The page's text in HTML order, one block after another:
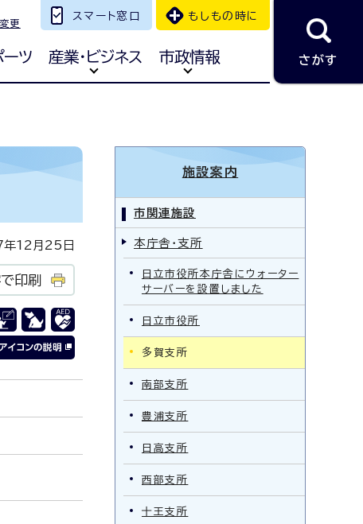
更
スマート窓口 もしもの時に
ーツ 産業・ビジネス 市政情報 さがす
12月25日
印刷
施設案内
市関連施設
本庁舎・支所
日立市役所本庁舎にウォーター
サーバーを設置しました
日立市役所
多賀支所
南部支所
豊浦支所
日高支所
西部支所
十王支所